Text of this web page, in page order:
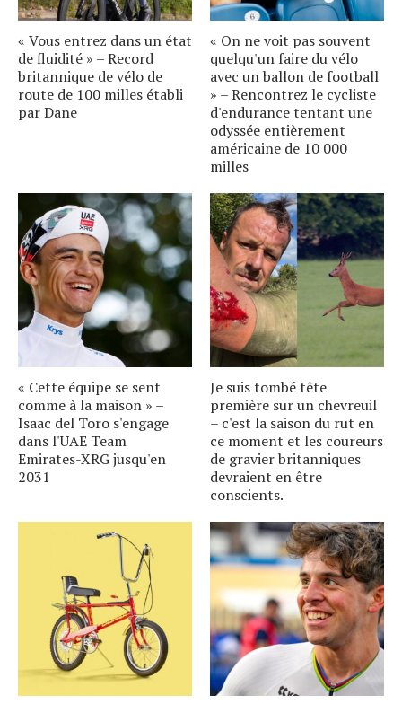
« Vous entrez dans un état
de fluidité » – Record
britannique de vélo de
route de 100 milles établi
par Dane
« On ne voit pas souvent
quelqu'un faire du vélo
avec un ballon de football
» – Rencontrez le cycliste
d'endurance tentant une
odyssée entièrement
américaine de 10 000
milles
« Cette équipe se sent
comme à la maison » –
Isaac del Toro s'engage
dans l'UAE Team
Emirates-XRG jusqu'en
2031
Je suis tombé tête
première sur un chevreuil
– c'est la saison du rut en
ce moment et les coureurs
de gravier britanniques
devraient en être
conscients.